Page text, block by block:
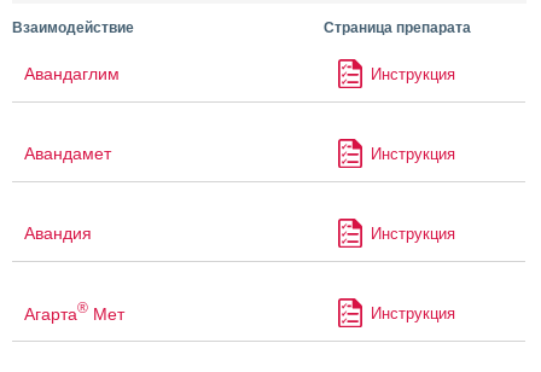
Взаимодействие Страница препарата
Авандаглим Инструкция
Авандамет Инструкция
Авандия Инструкция
Агарта® Мет Инструкция